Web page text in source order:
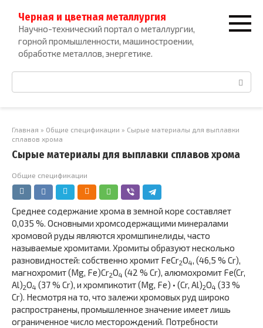
контенту
Черная и цветная металлургия
Научно-технический портал о металлургии,
горной промышленности, машиностроении,
обработке металлов, энергетике.
Поиск:
Главная » Общие спецификации » Сырые материалы для выплавки
сплавов хрома
Сырые материалы для выплавки сплавов хрома
Общие спецификации
Среднее содержание хрома в земной коре составляет
0,035 %. Основными хромсодержащими минералами
хромовой руды являются хромшпинелиды, часто
называемые хромитами. Хромиты образуют несколько
разновидностей: собственно хромит FeCr2O4, (46,5 % Cr),
магнохромит (Mg, Fe)Cr2O4 (42 % Cr), алюмохромит Fe(Cr,
Al)2O4 (37 % Cr), и хромпикотит (Mg, Fe) • (Cr, Al)2O4 (33 %
Cr). Несмотря на то, что залежи хромовых руд широко
распространены, промышленное значение имеет лишь
ограниченное число месторождений. Потребности